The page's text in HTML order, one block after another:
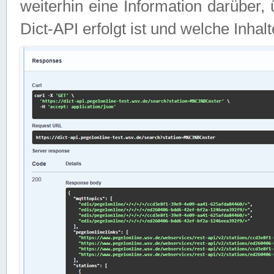
weiterhin eine Information
Dict-API erfolgt ist und welche